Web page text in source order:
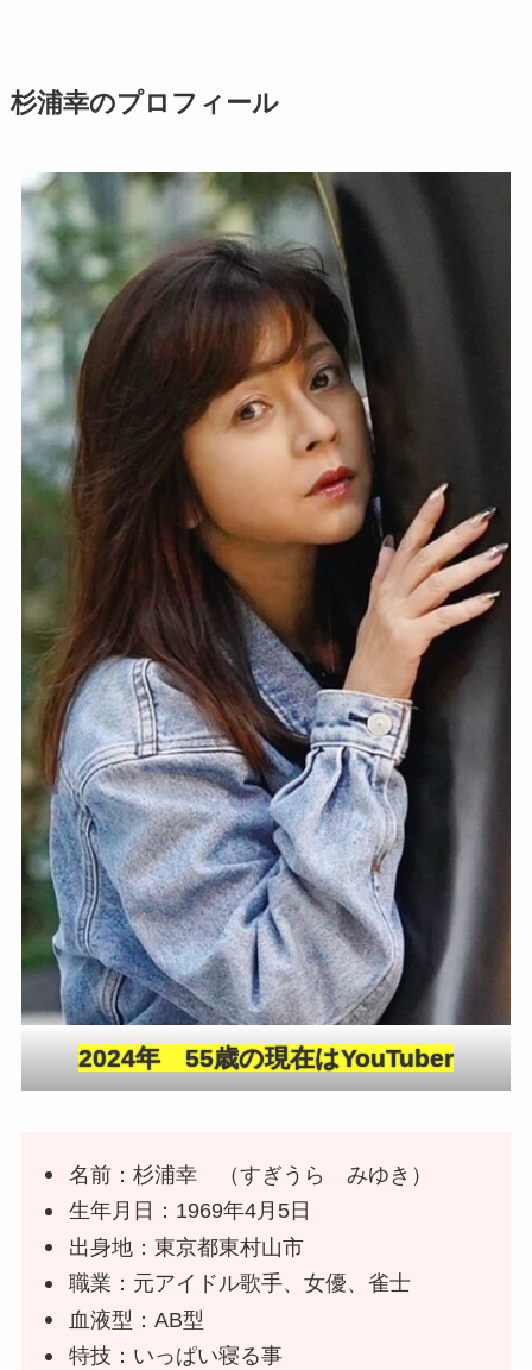
杉浦幸のプロフィール
2024年 55歳の現在はYouTuber
名前：杉浦幸 （すぎうら みゆき）
生年月日：1969年4月5日
出身地：東京都東村山市
職業：元アイドル歌手、女優、雀士
血液型：AB型
特技：いっぱい寝る事